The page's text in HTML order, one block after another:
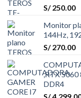
S/250.00
Monitor
144Hz,
S/270.00
,RTX
DDR4